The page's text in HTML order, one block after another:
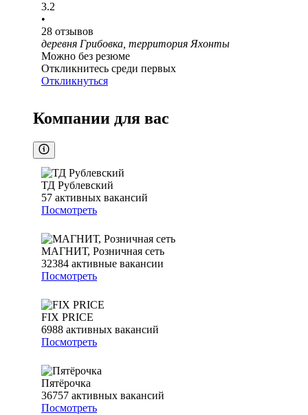
3.2
•
28 отзывов
деревня Грибовка, территория Яхонты
Можно без резюме
Откликнитесь среди первых
Откликнуться
Компании для вас
ТД Рублевский
57 активных вакансий
Посмотреть
МАГНИТ, Розничная сеть
32384 активные вакансии
Посмотреть
FIX PRICE
6988 активных вакансий
Посмотреть
Пятёрочка
36757 активных вакансий
Посмотреть